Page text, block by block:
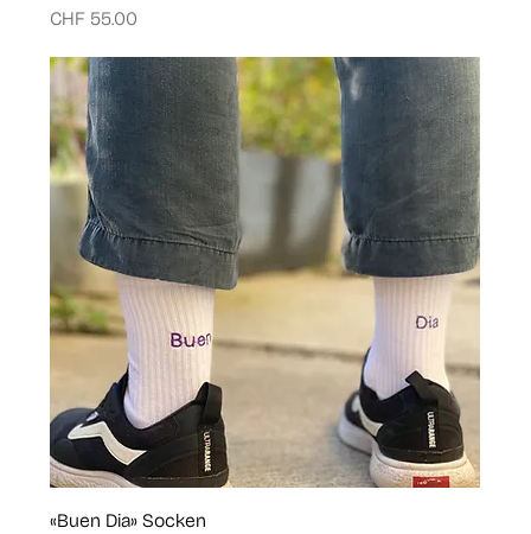
Price
CHF 55.00
«Buen Dia» Socken